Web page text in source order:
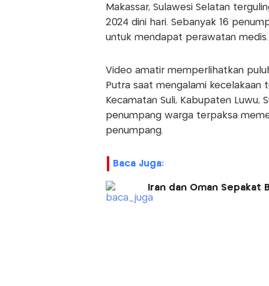
Makassar, Sulawesi Selatan
2024 dini hari. Sebanyak 16
untuk mendapat perawatan medis.
Video amatir memperlihatkan
Putra saat mengalami kecelakaan
Kecamatan Suli, Kabupaten Luwu,
penumpang warga terpaksa
penumpang.
Baca Juga:
Iran dan Oman Sepakat